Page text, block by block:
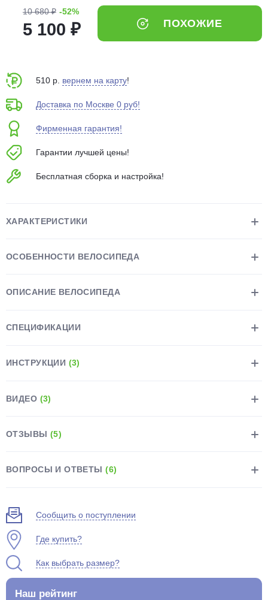
10 680 ₽ -52%
5 100 ₽ ПОХОЖИЕ
510 р. вернем на карту!
Доставка по Москве 0 руб!
Фирменная гарантия!
Гарантии лучшей цены!
Бесплатная сборка и настройка!
ХАРАКТЕРИСТИКИ
ОСОБЕННОСТИ ВЕЛОСИПЕДА
ОПИСАНИЕ ВЕЛОСИПЕДА
СПЕЦИФИКАЦИИ
ИНСТРУКЦИИ (3)
ВИДЕО (3)
ОТЗЫВЫ (5)
ВОПРОСЫ И ОТВЕТЫ(6)
Сообщить о поступлении
Где купить?
Как выбрать размер?
Наш рейтинг
выбранный способом
75% будут
Подробнее
недели